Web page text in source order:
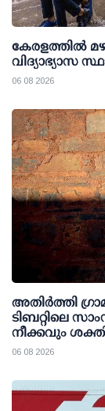
കേരളത്തില്‍
വിദ്യാഭ്യാസ
06 08 2026
അതിര്‍ത്തി
ടിബറ്റിലെ
നീക്കവും
06 08 2026